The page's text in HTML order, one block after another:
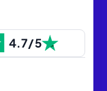
4.7/5